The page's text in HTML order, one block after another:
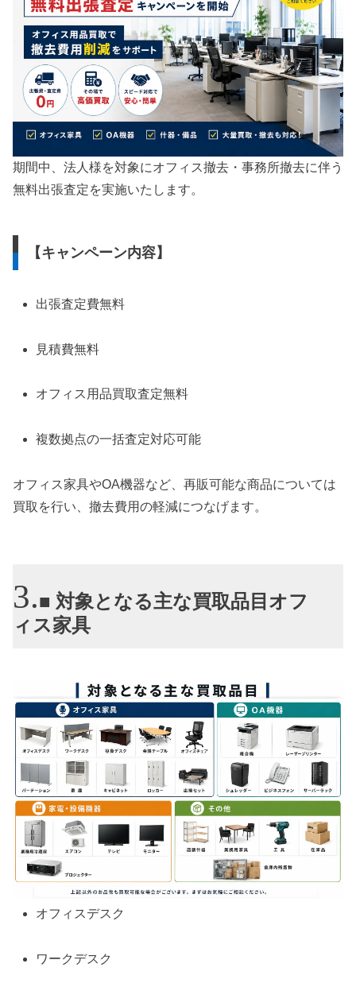
期間中、法人様を対象にオフィス撤去・事務所撤去に伴う
無料出張査定を実施いたします。
【キャンペーン内容】
出張査定費無料
見積費無料
オフィス用品買取査定無料
複数拠点の一括査定対応可能
オフィス家具やOA機器など、再販可能な商品については
買取を行い、撤去費用の軽減につなげます。
■ 対象となる主な買取品目オフ
ィス家具
オフィスデスク
ワークデスク